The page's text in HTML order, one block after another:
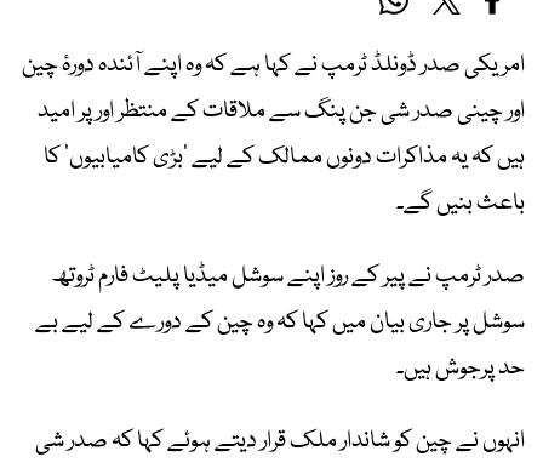
امریکی صدر ڈونلڈ ٹرمپ نے کہا ہے کہ وہ اپنے آئندہ دورۂ چین
اور چینی صدرشی جن پنگسے ملاقات کے منتظر اور پر امید
ہیں کہ یہ مذاکرات دونوں ممالک کے لیے ’بڑی کامیابیوں‘ کا
باعث بنیں گے۔
صدر ٹرمپ نے پیر کے روز اپنے سوشل میڈیا پلیٹ فارم ٹروتھ
سوشل پر جاری بیان میں کہا کہ وہ چین کے دورے کے لیے بے
حد پرجوش ہیں۔
انہوں نے چین کو شاندار ملک قرار دیتے ہوئے کہا کہ صدر شی